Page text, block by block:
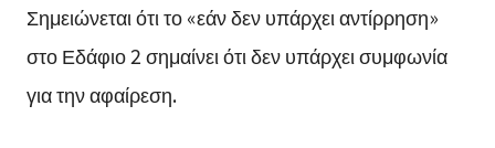
Σημειώνεται ότι το «εάν δεν υπάρχει αντίρρηση»
στο Εδάφιο 2 σημαίνει ότι δεν υπάρχει συμφωνία
για την αφαίρεση.